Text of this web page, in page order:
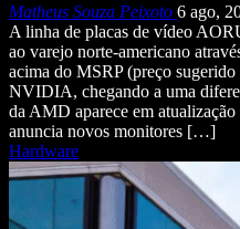
Matheus Souza Peixoto 6 ago,
A linha de placas de vídeo
ao varejo norte-americano
acima do MSRP (preço
NVIDIA, chegando a uma
da AMD aparece em
anuncia novos monitores […]
Hardware